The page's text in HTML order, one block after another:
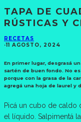
TAPA DE
RÚSTICAS Y
RECETAS
·11 AGOSTO, 2024
En primer lugar, desgrasá
sartén de buen fondo. No
porque con la grasa de la
agregá una hoja de laurel y
Picá un cubo de caldo
el líquido. Salpimentá